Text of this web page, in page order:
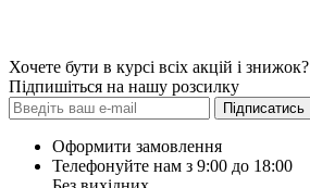
Хочете бути в курсі всіх акцій і знижок?
Підпишіться на нашу розсилку
Підписатись
Оформити замовлення
Телефонуйте нам з 9:00 до 18:00